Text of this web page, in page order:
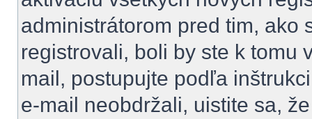
administrátorom pred tim, ako
registrovali, boli by ste k tomu
mail, postupujte podľa
e-mail neobdržali, uistite sa,